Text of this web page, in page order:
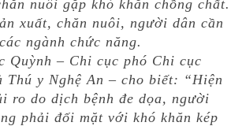
nuôi gặp khó khăn chồng chất.
xuất, chăn nuôi, người dân cần
ngành chức năng.
Quỳnh – Chi cục phó Chi cục
Thú y Nghệ An – cho biết: “Hiện
ro do dịch bệnh đe dọa, người
phải đối mặt với khó khăn kép